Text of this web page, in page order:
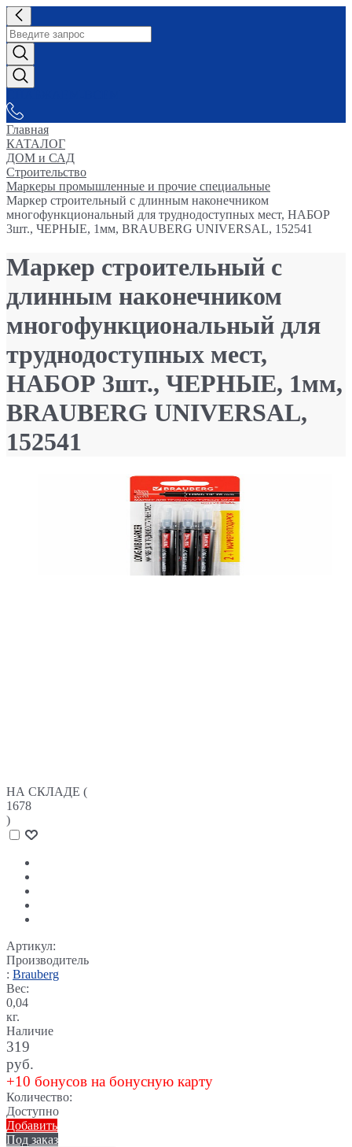
Главная
КАТАЛОГ
ДОМ и САД
Строительство
Маркеры промышленные и прочие специальные
Маркер строительный с длинным наконечником
многофункциональный для труднодоступных мест, НАБОР
3шт., ЧЕРНЫЕ, 1мм, BRAUBERG UNIVERSAL, 152541
Маркер строительный с
длинным наконечником
многофункциональный для
труднодоступных мест,
НАБОР 3шт., ЧЕРНЫЕ, 1мм,
BRAUBERG UNIVERSAL,
152541
НА СКЛАДЕ (
1678
)
Артикул:
Производитель
: Brauberg
Вес:
0,04
кг.
Наличие
319
руб.
+10 бонусов на бонусную карту
Количество:
Доступно
Добавить
Под заказ